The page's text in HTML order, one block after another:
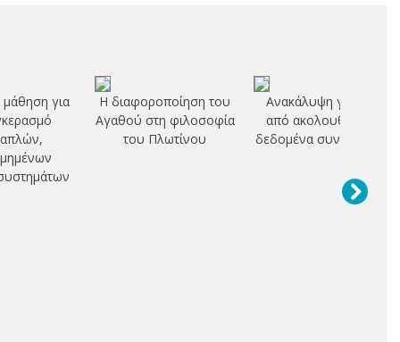
για
Η διαφοροποίηση του
Αγαθού στη φιλοσοφία
του Πλωτίνου
Ανακάλυψη γνώσης
από ακολουθίες και
δεδομένα συναλλαγών